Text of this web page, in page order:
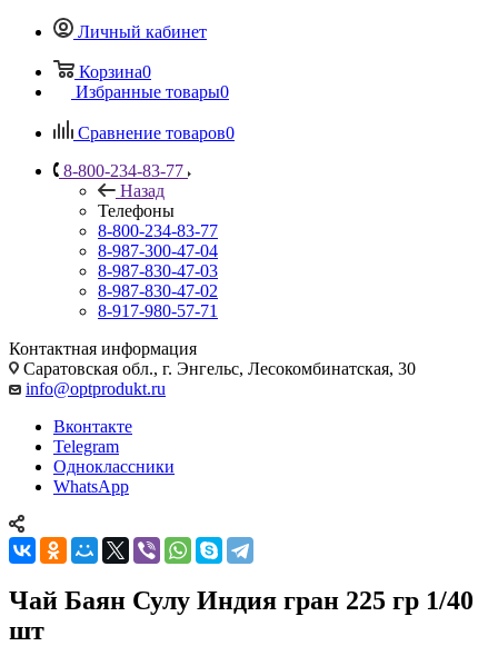
Личный кабинет
Корзина0
Избранные товары0
Сравнение товаров0
8-800-234-83-77
Назад
Телефоны
8-800-234-83-77
8-987-300-47-04
8-987-830-47-03
8-987-830-47-02
8-917-980-57-71
Контактная информация
Саратовская обл., г. Энгельс, Лесокомбинатская, 30
info@optprodukt.ru
Вконтакте
Telegram
Одноклассники
WhatsApp
Чай Баян Сулу Индия гран 225 гр 1/40
шт